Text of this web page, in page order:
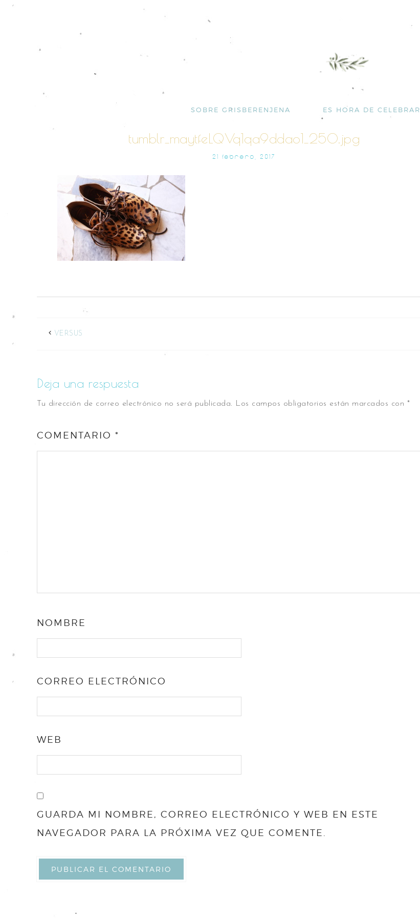
SOBRE GRISBERENJENA ES HORA DE CELEBRAR
tumblr_maytfeLQVq1qa9ddao1_250.jpg
21 FEBRERO, 2017
VERSUS
Deja una respuesta
Tu dirección de correo electrónico no será publicada. Los campos obligatorios están marcados con *
COMENTARIO *
NOMBRE
CORREO ELECTRÓNICO
WEB
GUARDA MI NOMBRE, CORREO ELECTRÓNICO Y WEB EN ESTE
NAVEGADOR PARA LA PRÓXIMA VEZ QUE COMENTE.